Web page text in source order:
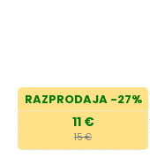
RAZPRODAJA -27%
11 €
15 €